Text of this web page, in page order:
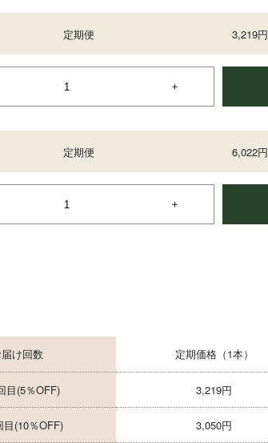
定期便 3,219円
定期便 6,022円
け回数 定期価格（1本）
目(5％OFF) 3,219円
目(10％OFF) 3,050円